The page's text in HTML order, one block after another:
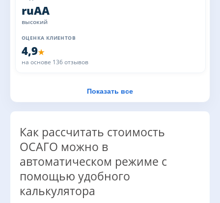
ruAA
высокий
4,9★
на основе 136 отзывов
Показать все
Как рассчитать стоимость
ОСАГО можно в
автоматическом режиме с
помощью удобного
калькулятора